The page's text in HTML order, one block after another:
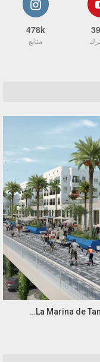
478k
متابع
La Marina de